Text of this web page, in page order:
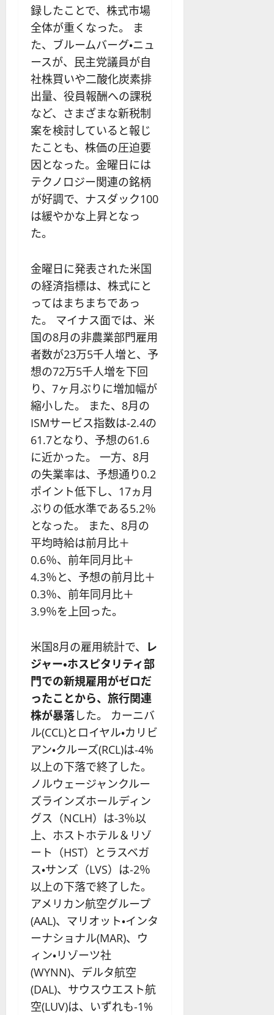
録したことで、株式市場
全体が重くなった。 ま
た、ブルームバーグ・ニュ
ースが、民主党議員が自
社株買いや二酸化炭素排
出量、役員報酬への課税
など、さまざまな新税制
案を検討していると報じ
たことも、株価の圧迫要
因となった。金曜日には
テクノロジー関連の銘柄
が好調で、ナスダック100
は緩やかな上昇となっ
た。
金曜日に発表された米国
の経済指標は、株式にと
ってはまちまちであっ
た。 マイナス面では、米
国の8月の非農業部門雇用
者数が23万5千人増と、予
想の72万5千人増を下回
り、7ヶ月ぶりに増加幅が
縮小した。 また、8月の
ISMサービス指数は-2.4の
61.7となり、予想の61.6
に近かった。 一方、8月
の失業率は、予想通り0.2
ポイント低下し、17ヵ月
ぶりの低水準である5.2％
となった。 また、8月の
平均時給は前月比＋
0.6％、前年同月比＋
4.3％と、予想の前月比＋
0.3％、前年同月比＋
3.9％を上回った。
米国8月の雇用統計で、
レ
ジャー・ホスピタリティ部
門での新規雇用がゼロだ
ったことから、旅行関連
株が暴落した。 カーニバ
ル(CCL)とロイヤル・カリビ
アン・クルーズ(RCL)は-4%
以上の下落で終了した。
ノルウェージャンクルー
ズラインズホールディン
グス（NCLH）は-3％以
上、ホストホテル＆リゾ
ート（HST）とラスベガ
ス・サンズ（LVS）は-2％
以上の下落で終了した。
アメリカン航空グループ
(AAL)、マリオット・インタ
ーナショナル(MAR)、ウ
ィン・リゾーツ社
(WYNN)、デルタ航空
(DAL)、サウスウエスト航
空(LUV)は、いずれも-1%